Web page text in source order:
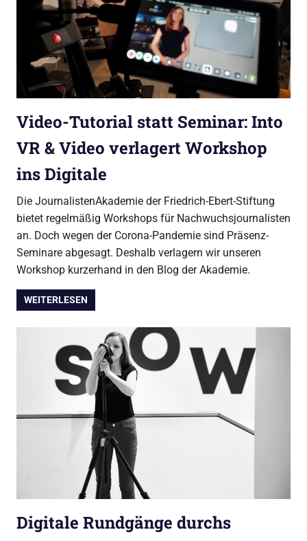
Video-Tutorial statt Seminar: Into
VR & Video verlagert Workshop
ins Digitale
Die JournalistenAkademie der Friedrich-Ebert-Stiftung
bietet regelmäßig Workshops für Nachwuchsjournalisten
an. Doch wegen der Corona-Pandemie sind Präsenz-
Seminare abgesagt. Deshalb verlagern wir unseren
Workshop kurzerhand in den Blog der Akademie.
WEITERLESEN
Digitale Rundgänge durchs